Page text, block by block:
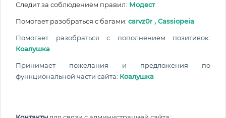
Следит за соблюдением правил: Модест
Помогает разобраться с багами: carvz0r , Cassiopeia
Помогает разобраться с пополнением позитивок:
Коалушка
Принимает пожелания и предложения по
функциональной части сайта: Коалушка